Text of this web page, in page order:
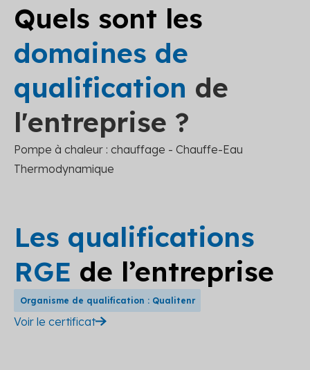
Quels sont les
domaines de
qualification de
l'entreprise ?
Pompe à chaleur : chauffage - Chauffe-Eau
Thermodynamique
Les qualifications
RGE de l’entreprise
Organisme de qualification : Qualitenr
Voir le certificat